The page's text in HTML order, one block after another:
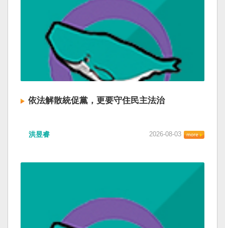
依法解散統促黨，更要守住民主法治
洪昱睿 2026-08-03